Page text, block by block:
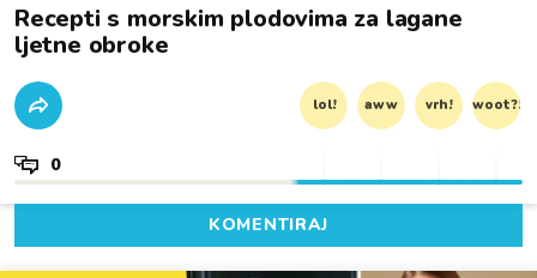
Recepti s morskim plodovima za lagane
ljetne obroke
lol! aww vrh! woot?!
0
KOMENTIRAJ